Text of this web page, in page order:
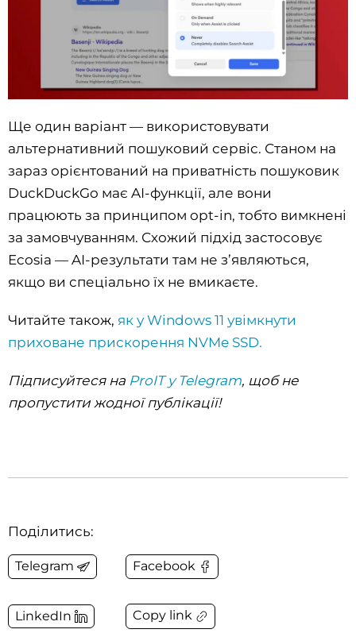
Ще один варіант — використовувати
альтернативний пошуковий сервіс. Станом на
зараз орієнтований на приватність пошуковик
DuckDuckGo має AI-функції, але вони
працюють за принципом opt-in, тобто вимкнені
за замовчуванням. Схожий підхід застосовує
Ecosia — AI-результати там не з’являються,
якщо ви спеціально їх не вмикаєте.
Читайте також, як у Windows 11 увімкнути
приховане прискорення NVMe SSD.
Підписуйтеся на ProIT у Telegram, щоб не
пропустити жодної публікації!
Поділитись:
Telegram Facebook
LinkedIn Copy link